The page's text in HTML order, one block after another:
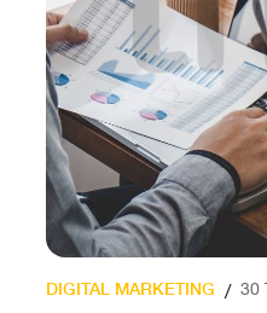
DIGITAL MARKETING / 30